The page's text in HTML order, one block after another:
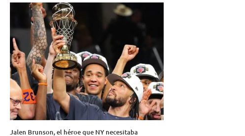
Jalen Brunson, el héroe que NY necesitaba